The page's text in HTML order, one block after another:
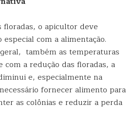
o apicultor deve
com a alimentação.
também as temperaturas
com a redução das floradas, a
e, especialmente na
fornecer alimento para
as colônias e reduzir a perda